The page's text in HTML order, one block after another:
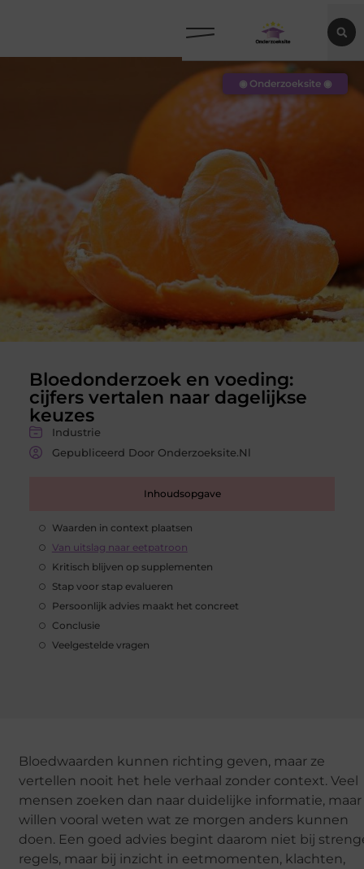
Bloedonderzoek en voeding:
cijfers vertalen naar dagelijkse
keuzes
Industrie
Gepubliceerd Door Onderzoeksite.nl
Inhoudsopgave
Waarden in context plaatsen
Van uitslag naar eetpatroon
Kritisch blijven op supplementen
Stap voor stap evalueren
Persoonlijk advies maakt het concreet
Conclusie
Veelgestelde vragen
◉ Onderzoeksite ◉
Bloedwaarden kunnen richting geven, maar ze
vertellen nooit het hele verhaal zonder context. Veel
mensen zoeken dan naar duidelijke informatie, maar
willen vooral weten wat ze morgen anders kunnen
doen. Een goed advies begint daarom niet bij
regels, maar bij inzicht in eetmomenten, klachten,